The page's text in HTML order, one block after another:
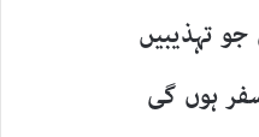
تہذیبیں
ہوں گی